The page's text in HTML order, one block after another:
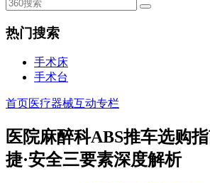
热门搜索
手术床
手术台
首页医疗器械互动专栏
医院麻醉科ABS推车选购
捷·安全三要素深度解析